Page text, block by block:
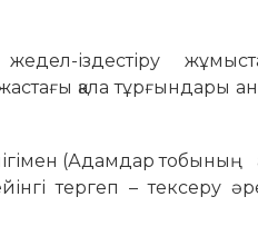
іздестіру
қала тұрғындары
(Адамдар тобының
тергеп – тексеру